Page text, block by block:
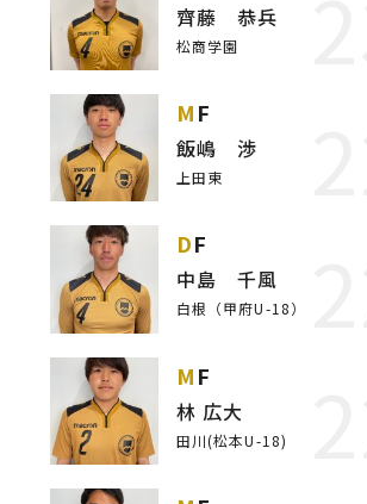
齊藤 恭兵
松商学園
MF
飯嶋 渉
上田東
DF
中島 千風
白根（甲府U-18）
MF
林 広大
田川(松本U-18)